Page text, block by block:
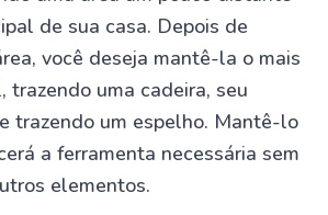
de sua casa. Depois de
você deseja mantê-la o mais
trazendo uma cadeira, seu
trazendo um espelho. Mantê-lo
a ferramenta necessária sem
elementos.